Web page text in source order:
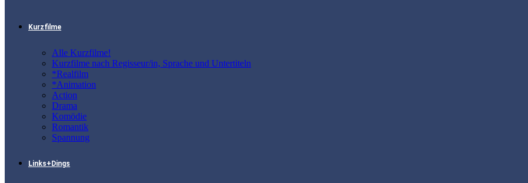
Kurzfilme
Alle Kurzfilme!
Kurzfilme nach Regisseur/in, Sprache und Untertiteln
*Realfilm
*Animation
Action
Drama
Komödie
Romantik
Spannung
Links+Dings